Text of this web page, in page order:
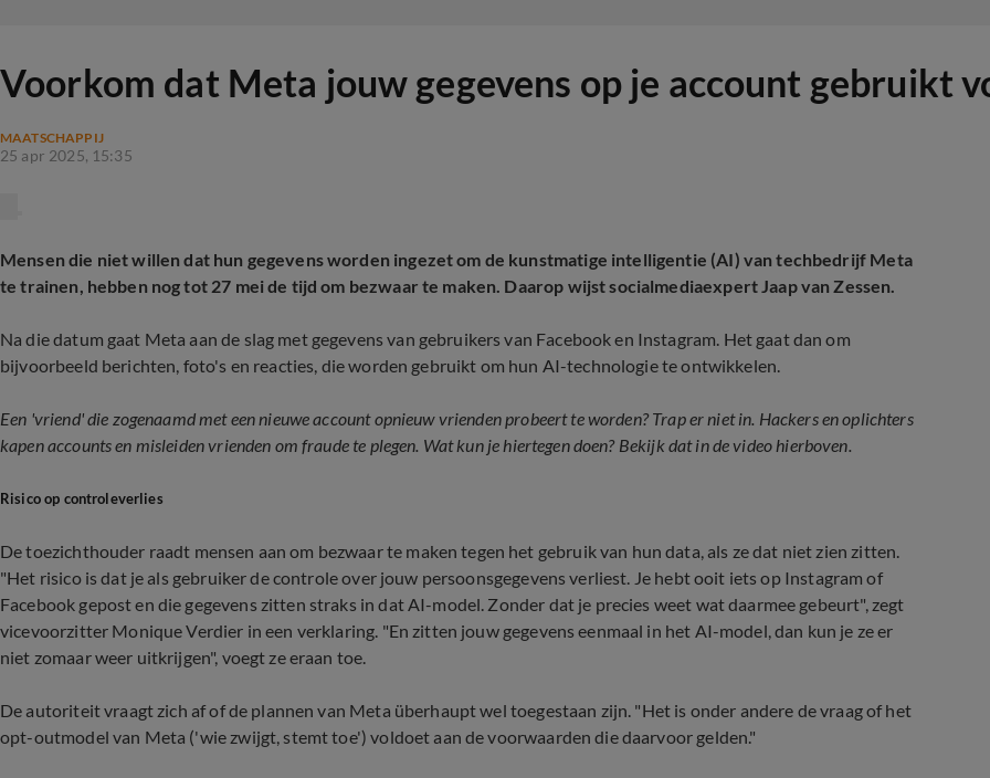
Voorkom dat Meta jouw gegevens op je account gebruikt
MAATSCHAPPIJ
25 apr 2025, 15:35
Mensen die niet willen dat hun gegevens worden ingezet om de kunstmatige intelligentie (AI) van techbedrijf Meta
te trainen, hebben nog tot 27 mei de tijd om bezwaar te maken. Daarop wijst socialmediaexpert Jaap van Zessen.
Na die datum gaat Meta aan de slag met gegevens van gebruikers van Facebook en Instagram. Het gaat dan om
bijvoorbeeld berichten, foto's en reacties, die worden gebruikt om hun AI-technologie te ontwikkelen.
Een 'vriend' die zogenaamd met een nieuwe account opnieuw vrienden probeert te worden? Trap er niet in. Hackers en oplichters
kapen accounts en misleiden vrienden om fraude te plegen. Wat kun je hiertegen doen? Bekijk dat in de video hierboven.
Risico op controleverlies
De toezichthouder raadt mensen aan om bezwaar te maken tegen het gebruik van hun data, als ze dat niet zien zitten.
"Het risico is dat je als gebruiker de controle over jouw persoonsgegevens verliest. Je hebt ooit iets op Instagram of
Facebook gepost en die gegevens zitten straks in dat AI-model. Zonder dat je precies weet wat daarmee gebeurt", zegt
vicevoorzitter Monique Verdier in een verklaring. "En zitten jouw gegevens eenmaal in het AI-model, dan kun je ze er
niet zomaar weer uitkrijgen", voegt ze eraan toe.
De autoriteit vraagt zich af of de plannen van Meta überhaupt wel toegestaan zijn. "Het is onder andere de vraag of het
opt-outmodel van Meta ('wie zwijgt, stemt toe') voldoet aan de voorwaarden die daarvoor gelden."